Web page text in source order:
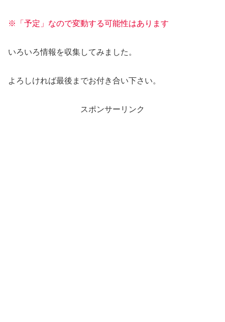
※「予定」なので変動する可能性はあります
いろいろ情報を収集してみました。
よろしければ最後までお付き合い下さい。
スポンサーリンク